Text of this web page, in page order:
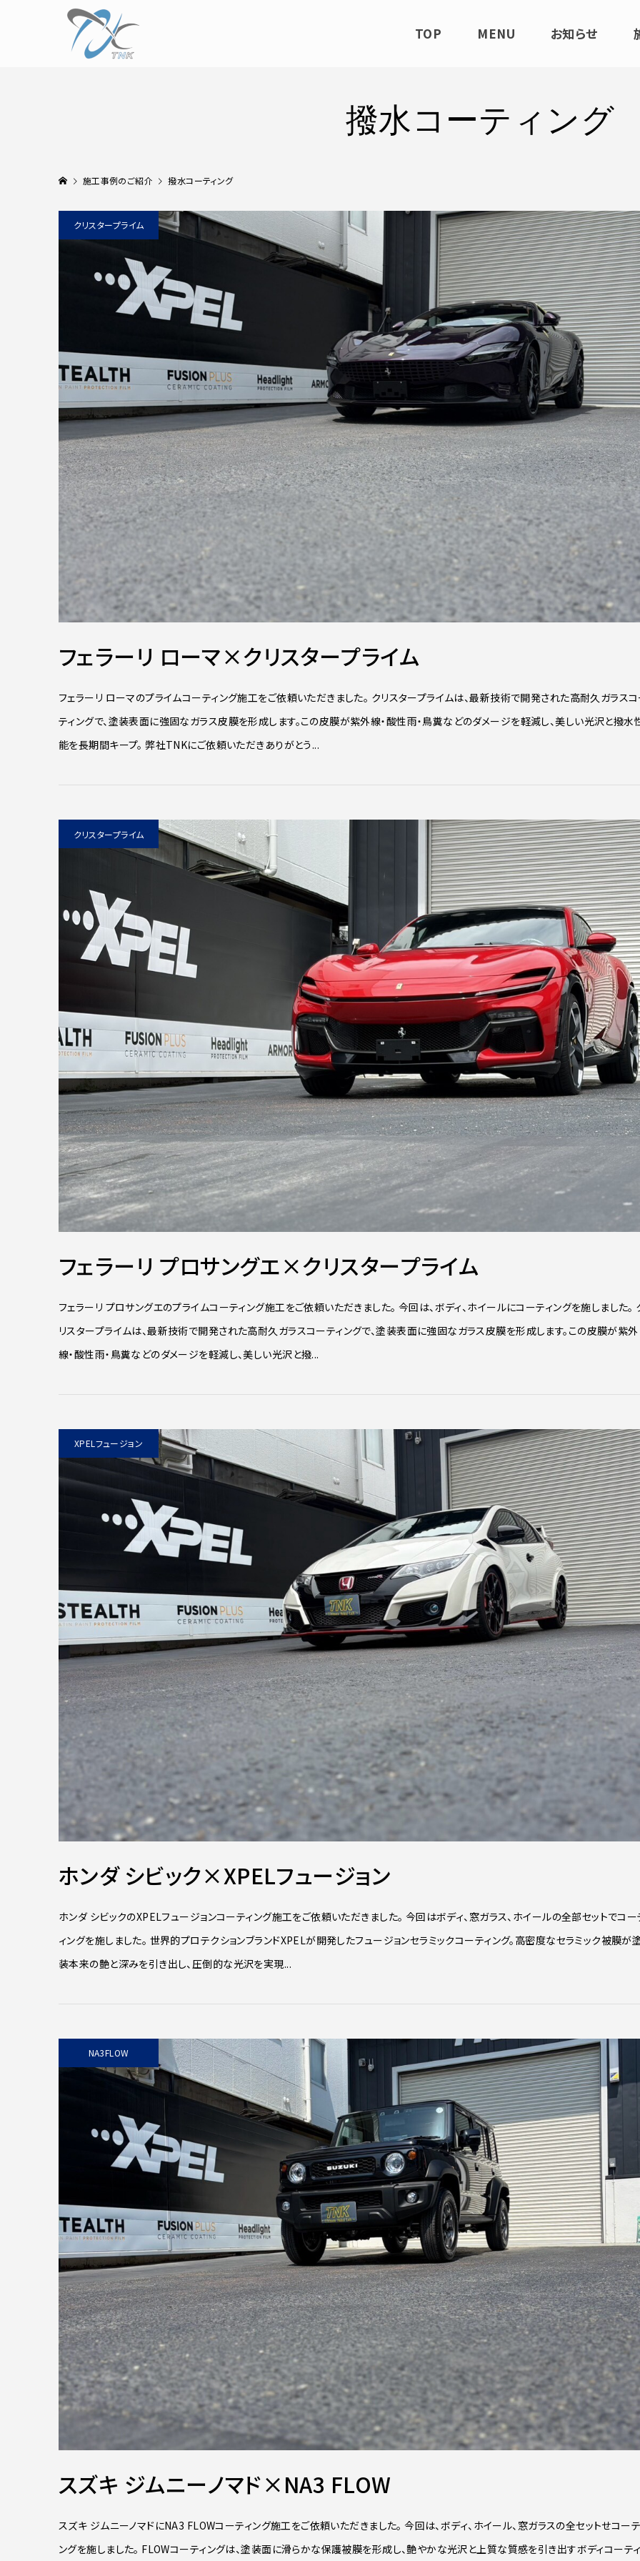
TOP MENU お知らせ
撥水コーティング
施工事例のご紹介 撥水コーティング
クリスタープライム
フェラーリ ローマ×クリスタープライム
フェラーリ ローマのプライムコーティング施工をご依頼いただきました。 クリスタープライムは、最新技術で開発された高耐久ガラス
ティングで、塗装表面に強固なガラス皮膜を形成します。この皮膜が紫外線・酸性雨・鳥糞などのダメージを軽減し、美しい光沢と撥水
能を長期間キープ。 弊社TNKにご依頼いただきありがとう...
クリスタープライム
フェラーリ プロサングエ×クリスタープライム
フェラーリ プロサングエのプライムコーティング施工をご依頼いただきました。 今回は、ボディ、ホイールにコーティングを施しました。
リスタープライムは、最新技術で開発された高耐久ガラスコーティングで、塗装表面に強固なガラス皮膜を形成します。この皮膜が紫外
線・酸性雨・鳥糞などのダメージを軽減し、美しい光沢と撥...
XPELフュージョン
ホンダ シビック×XPELフュージョン
ホンダ シビックのXPELフュージョンコーティング施工をご依頼いただきました。 今回はボディ、窓ガラス、ホイールの全部セットでコ
ィングを施しました。 世界的プロテクションブランドXPELが開発したフュージョンセラミックコーティング。高密度なセラミック被膜が
装本来の艶と深みを引き出し、圧倒的な光沢を実現...
NA3FLOW
スズキ ジムニーノマド×NA3 FLOW
スズキ ジムニーノマドにNA3 FLOWコーティング施工をご依頼いただきました。 今回は、ボディ、ホイール、窓ガラスの全セットせコー
ングを施しました。 FLOWコーティングは、塗装面に滑らかな保護被膜を形成し、艶やかな光沢と上質な質感を引き出すボディコーテ